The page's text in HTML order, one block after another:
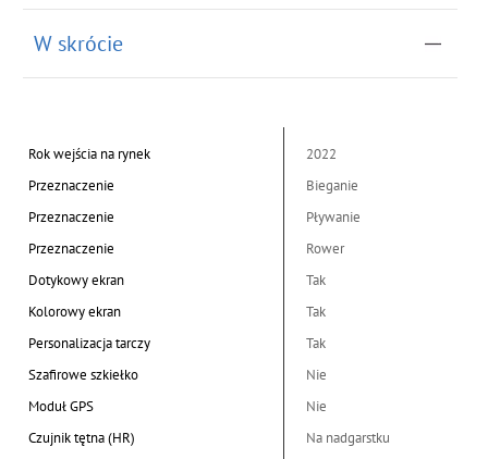
W skrócie
Rok wejścia na rynek
2022
Przeznaczenie
Bieganie
Przeznaczenie
Pływanie
Przeznaczenie
Rower
Dotykowy ekran
Tak
Kolorowy ekran
Tak
Personalizacja tarczy
Tak
Szafirowe szkiełko
Nie
Moduł GPS
Nie
Czujnik tętna (HR)
Na nadgarstku